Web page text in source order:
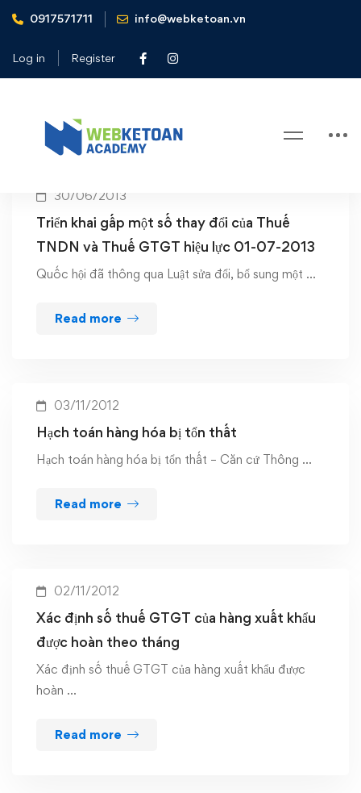
0917571711 info@webketoan.vn
Log in Register
Home Thue GTGT
Tag: Thue GTGT
30/06/2013
Triển khai gấp một số thay đổi của Thuế
TNDN và Thuế GTGT hiệu lực 01-07-2013
Quốc hội đã thông qua Luật sửa đổi, bổ sung một …
Read more
03/11/2012
Hạch toán hàng hóa bị tổn thất
Hạch toán hàng hóa bị tổn thất – Căn cứ Thông …
Read more
02/11/2012
Xác định số thuế GTGT của hàng xuất khẩu
được hoàn theo tháng
Xác định số thuế GTGT của hàng xuất khẩu được
hoàn …
Read more